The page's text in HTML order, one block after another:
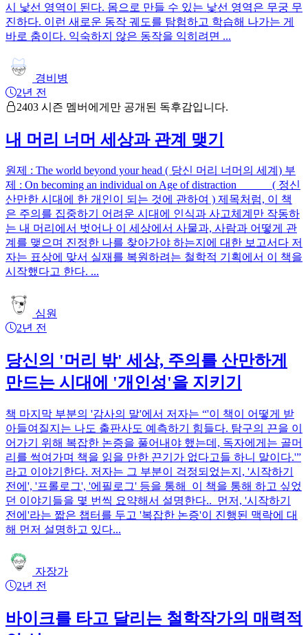
시 낯선 영역이 된다. 몸으로 만들 수 있는 낯선 영역은 무궁 무
진하다. 이런 새로운 동작 궤도를 탐험하고 학습해 나가는 게
바로 춤이다. 익숙하지 않은 동작을 익히려면 ...
경비병
2년 전
2403 시즌 멤버에게만 공개된 독후감입니다.
내 머리 너머 세상과 관계 맺기
원제 : The world beyond your head ( 당신 머리 너머의 세계) 부
제 : On becoming an individual on Age of distraction ( 정신
산만한 시대에 한 개인이 되는 것에 관하여 ) 제목처럼, 이 책
은 주의를 집중하기 어려운 시대에 인식과 사고체계만 작동하
는 내 머리에서 벗어나 이 세상에서 사물과, 사람과 어떻게 관
계를 맺으며 진정한 나를 찾아가야 하는지에 대한 보고서다 저
자는 표상에 맞서 실재를 복원하려는 철학적 기획에서 이 책을
시작했다고 한다. ...
심원
2년 전
당신의 '머리 밖' 세상, 주의를 산만하게
만드는 시대에 '개인성'을 지키기
책 마지막 부분의 '감사의 말'에서 저자는 “'이 책이 어떻게 받
아들여질지는 나도 출판사도 예측하기 힘들다. 탐구의 끈을 이
어가기 위해 복잡한 논증을 풀어내야 했는데, 독자에게는 골머
리를 썩여가며 책을 읽을 만한 끈기가 없다고들 하니 말이다.'”
라고 이야기한다. 저자는 그 부분이 걱정되었는지, '시작하기
전에', '프롤로그', '에필로그' 등을 통해 이 책을 통해 하고 싶었
던 이야기들을 몇 번씩 요약해서 설명한다.. 먼저, '시작하기
전에'라는 짧은 챕터를 두고 '복잡한 논증'이 진행된 맥락에 대
해 먼저 설명하고 있다...
자장가
2년 전
바이크를 타고 달리는 철학작가의 매력적